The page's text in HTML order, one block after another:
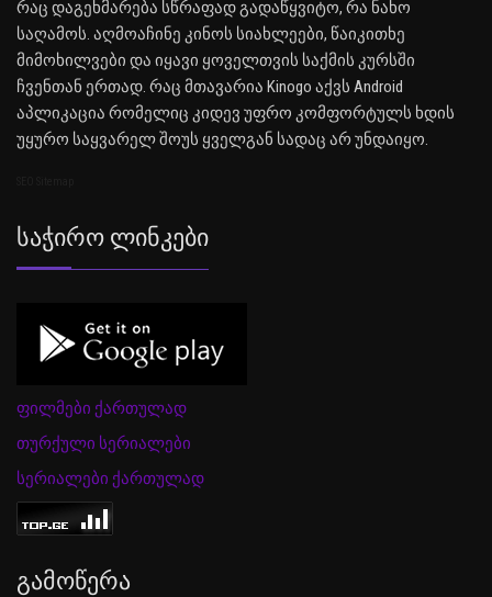
რაც დაგეხმარება სწრაფად გადაწყვიტო, რა ნახო
საღამოს. აღმოაჩინე კინოს სიახლეები, წაიკითხე
მიმოხილვები და იყავი ყოველთვის საქმის კურსში
ჩვენთან ერთად. რაც მთავარია Kinogo აქვს Android
აპლიკაცია რომელიც კიდევ უფრო კომფორტულს ხდის
უყურო საყვარელ შოუს ყველგან სადაც არ უნდაიყო.
Საჭირო Ლინკები
ფილმები ქართულად
თურქული სერიალები
სერიალები ქართულად
Გამოწერა